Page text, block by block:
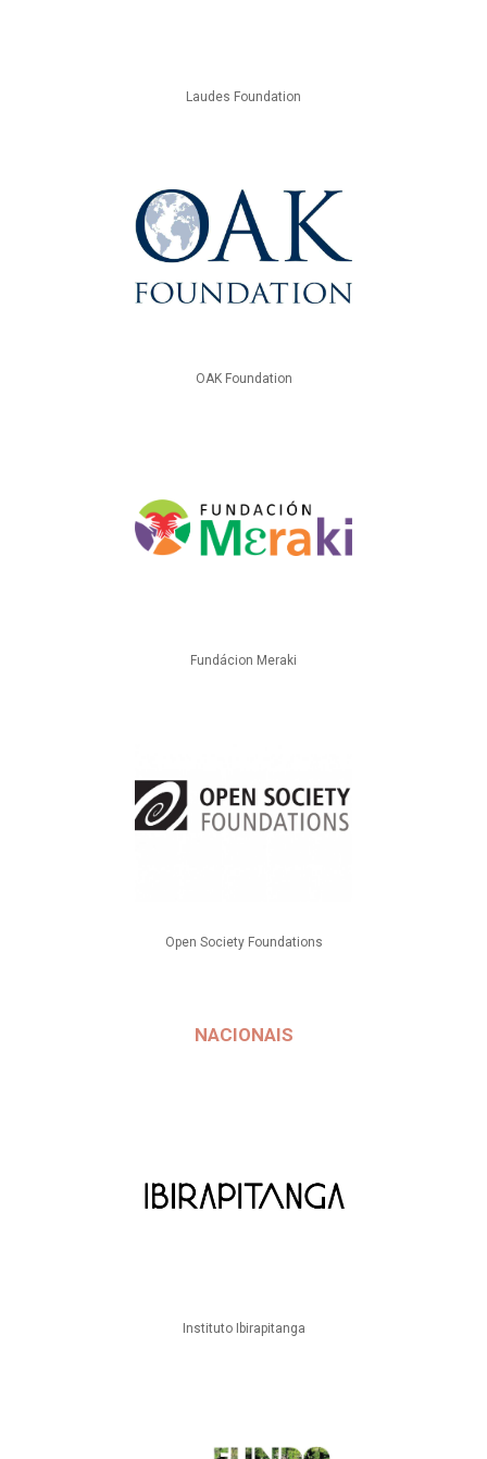
Laudes Foundation
OAK Foundation
Fundácion Meraki
Open Society Foundations
NACIONAIS
Instituto Ibirapitanga